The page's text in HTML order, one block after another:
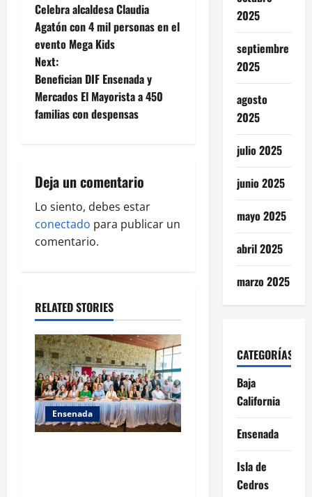
o
s
t
n
v
i
g
i
o
n
Celebra alcaldesa Claudia
Agatón con 4 mil personas en el
evento Mega Kids
Next:
Benefician DIF Ensenada y
Mercados El Mayorista a 450
familias con despensas
Deja un comentario
Lo siento, debes estar
conectado para publicar un
comentario.
RELATED STORIES
Ensenada
2025
septiembre
2025
agosto
2025
julio 2025
junio 2025
mayo 2025
abril 2025
marzo 2025
CATEGORÍAS
Baja
California
Ensenada
Isla de
Cedros